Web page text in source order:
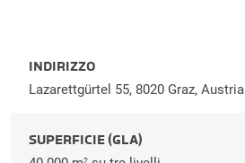
INDIRIZZO
Lazarettgürtel 55, 8020 Graz, Austria
SUPERFICIE (GLA)
2